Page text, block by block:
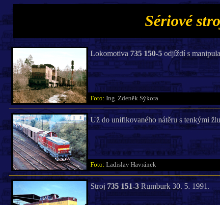
Sériové
Lokomotiva 735 150-5odjíždí s
Foto: Ing. Zdeněk Sýkora
Už do unifikovaného nátěru s tenkými
Foto: Ladislav Havránek
Stroj735 151-3Rumburk 30. 5. 1991.